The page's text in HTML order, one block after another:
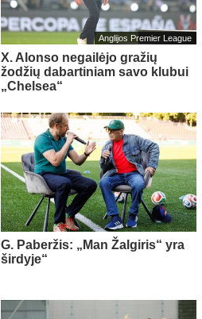
Anglijos Premier League
X. Alonso negailėjo gražių
žodžių dabartiniam savo klubui
„Chelsea“
G. Paberžis: „Man Žalgiris“ yra
širdyje“